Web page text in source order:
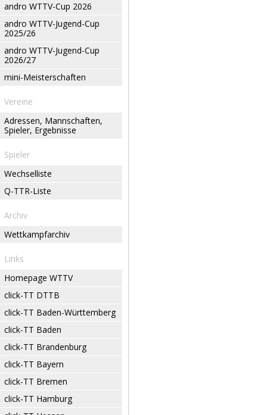
andro WTTV-Cup 2026
andro WTTV-Jugend-Cup
2025/26
andro WTTV-Jugend-Cup
2026/27
mini-Meisterschaften
Vereine
Adressen, Mannschaften,
Spieler, Ergebnisse
Spieler
Wechselliste
Q-TTR-Liste
Archiv
Wettkampfarchiv
Links
Homepage WTTV
click-TT DTTB
click-TT Baden-Württemberg
click-TT Baden
click-TT Brandenburg
click-TT Bayern
click-TT Bremen
click-TT Hamburg